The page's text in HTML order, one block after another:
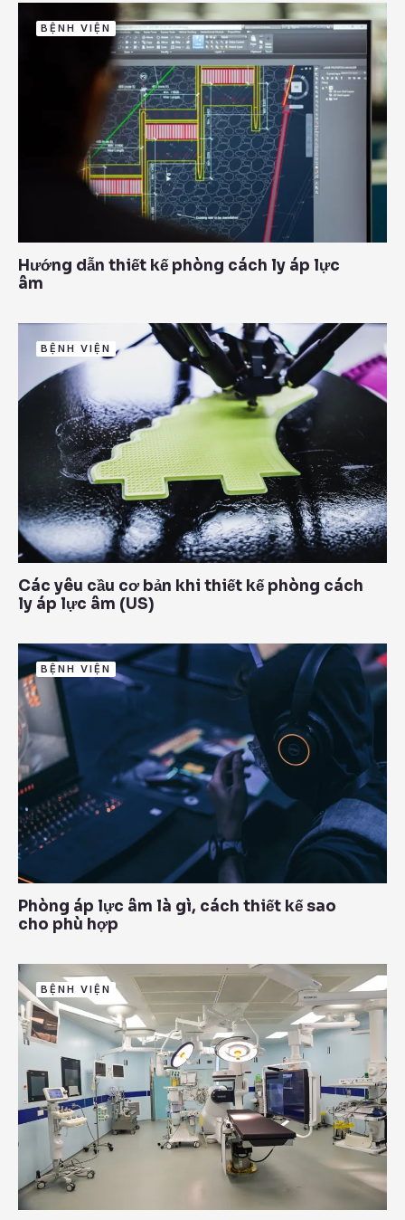
BỆNH VIỆN
Hướng dẫn thiết kế phòng cách ly áp lực
âm
BỆNH VIỆN
Các yêu cầu cơ bản khi thiết kế phòng cách
ly áp lực âm (US)
BỆNH VIỆN
Phòng áp lực âm là gì, cách thiết kế sao
cho phù hợp
BỆNH VIỆN